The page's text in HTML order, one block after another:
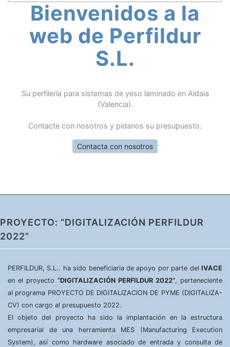
Bienvenidos a la
web de Perfildur
S.L.
Su perfileria para sistemas de yeso laminado en Aldaia
(Valencia).
Contacte con nosotros y pídanos su presupuesto.
Contacta con nosotros
PROYECTO: “DIGITALIZACIÓN PERFILDUR
2022”
PERFILDUR, S.L.. ha sido beneficiaria de apoyo por parte del IVACE
en el proyecto “DIGITALIZACIÓN PERFILDUR 2022”, perteneciente
al programa PROYECTO DE DIGITALIZACION DE PYME (DIGITALIZA-
CV) con cargo al presupuesto 2022.
El objeto del proyecto ha sido la implantación en la estructura
empresarial de una herramienta MES (Manufacturing Execution
System), así como hardware asociado de entrada y consulta de